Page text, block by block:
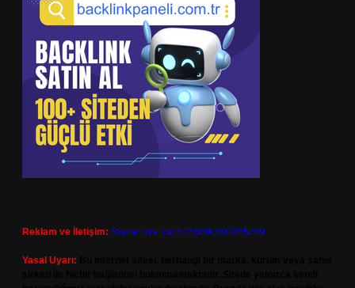
Reklam ve İletişim: Skype: live:.cid.575569c608265c69
Yasal Uyarı: